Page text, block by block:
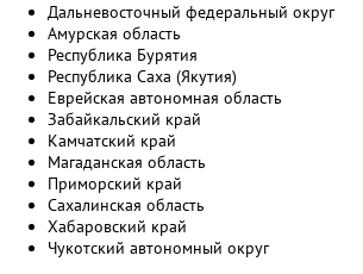
Дальневосточный федеральный округ
Амурская область
Республика Бурятия
Республика Саха (Якутия)
Еврейская автономная область
Забайкальский край
Камчатский край
Магаданская область
Приморский край
Сахалинская область
Хабаровский край
Чукотский автономный округ